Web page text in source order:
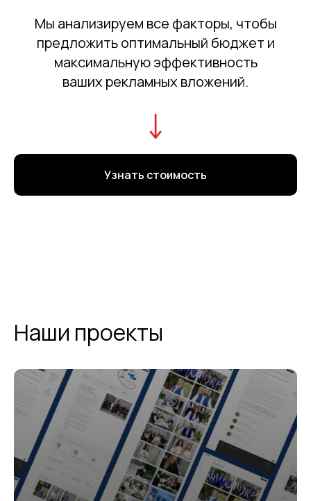
Мы анализируем все факторы, чтобы
предложить оптимальный бюджет и
максимальную эффективность
ваших рекламных вложений.
Узнать стоимость
Наши проекты